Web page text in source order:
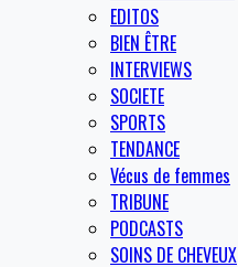
EDITOS
BIEN ÊTRE
INTERVIEWS
SOCIETE
SPORTS
TENDANCE
Vécus de femmes
TRIBUNE
PODCASTS
SOINS DE CHEVEUX